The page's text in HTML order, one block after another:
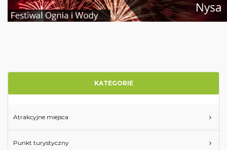
KATEGORIE
Atrakcyjne miejsca
Punkt turystyczny